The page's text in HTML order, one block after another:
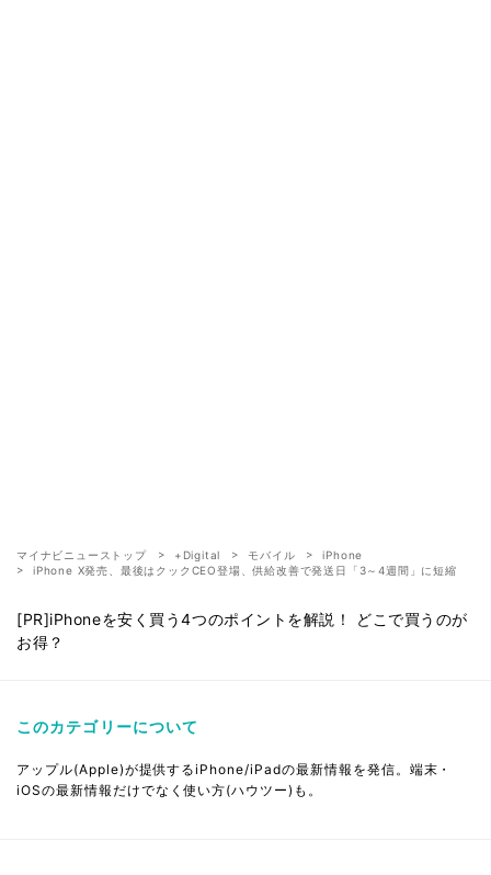
マイナビニューストップ +Digital モバイル
iPhone
iPhone X発売、最後はクックCEO登場、供給改善で発送日「3～4週間」に短縮
[PR]iPhoneを安く買う4つのポイントを解説！ どこで買うのが
お得？
このカテゴリーについて
アップル(Apple)が提供するiPhone/iPadの最新情報を発信。端末・
iOSの最新情報だけでなく使い方(ハウツー)も。